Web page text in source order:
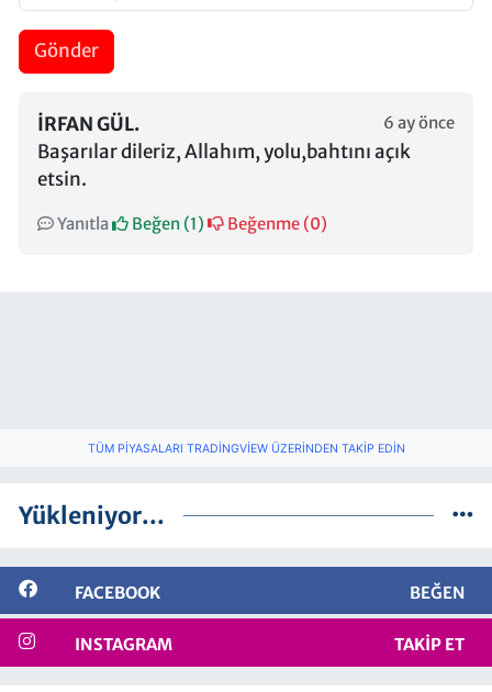
Gönder
İRFAN GÜL. 6 ay önce
Başarılar dileriz, Allahım, yolu,bahtını açık
etsin.
Yanıtla Beğen (1) Beğenme (0)
TÜM PIYASALARI TRADINGVIEW ÜZERINDEN TAKIP EDIN
Yükleniyor...
FACEBOOK BEĞEN
INSTAGRAM TAKIP ET